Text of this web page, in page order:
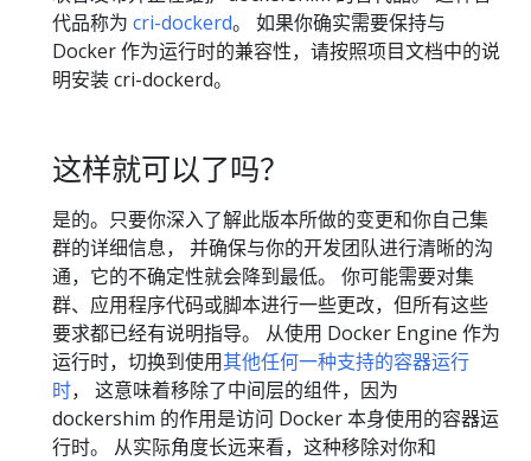
代品称为 cri-dockerd。 如果你确实需要保持与
Docker 作为运行时的兼容性，请按照项目文档中的说
明安装 cri-dockerd。
这样就可以了吗？
是的。只要你深入了解此版本所做的变更和你自己集
群的详细信息， 并确保与你的开发团队进行清晰的沟
通，它的不确定性就会降到最低。 你可能需要对集
群、应用程序代码或脚本进行一些更改，但所有这些
要求都已经有说明指导。 从使用 Docker Engine 作为
运行时，切换到使用其他任何一种支持的容器运行
时， 这意味着移除了中间层的组件，因为
dockershim 的作用是访问 Docker 本身使用的容器运
行时。 从实际角度长远来看，这种移除对你和